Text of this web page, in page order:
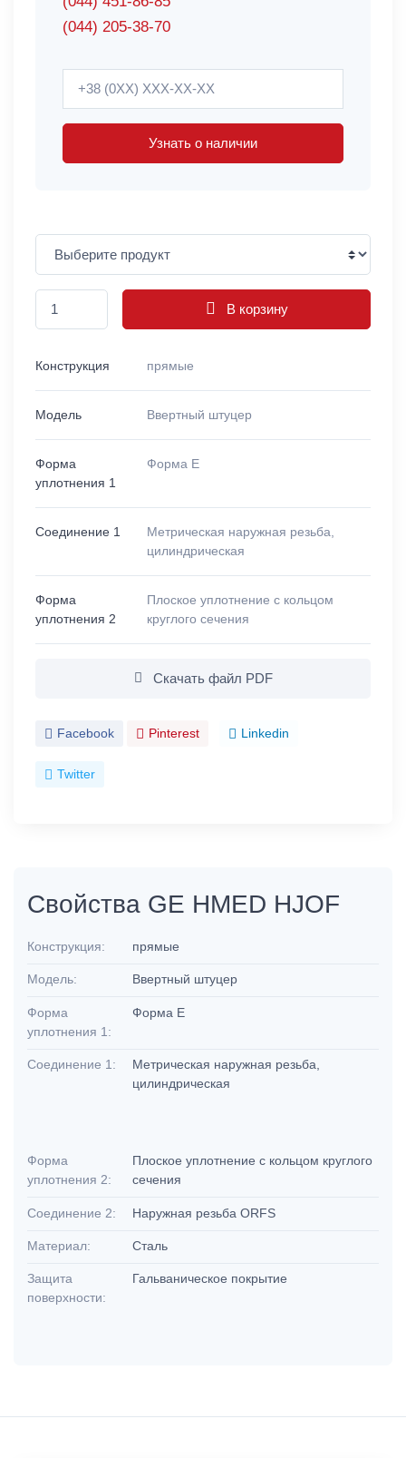
(044) 205-38-70
Узнать о наличии
В корзину
Конструкция прямые
Модель Ввертный штуцер
Форма
уплотнения 1
Форма E
Соединение 1
Метрическая наружная резьба,
цилиндрическая
Форма
уплотнения 2
Плоское уплотнение с кольцом
круглого сечения
Скачать файл PDF
Facebook Pinterest Linkedin
Twitter
Свойства GE HMED HJOF
Конструкция: прямые
Модель: Ввертный штуцер
Форма
уплотнения 1:
Форма E
Соединение 1:
Метрическая наружная резьба,
цилиндрическая
Форма
уплотнения 2:
Плоское уплотнение с кольцом круглого
сечения
Соединение 2: Наружная резьба ORFS
Материал: Сталь
Защита
поверхности:
Гальваническое покрытие